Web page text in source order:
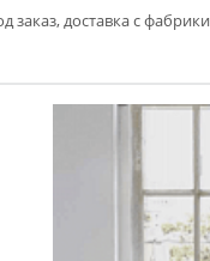
заказ, доставка с фабрики